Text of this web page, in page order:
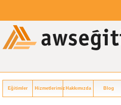
Eğitimler Hizmetlerimiz Hakkımızda Blog